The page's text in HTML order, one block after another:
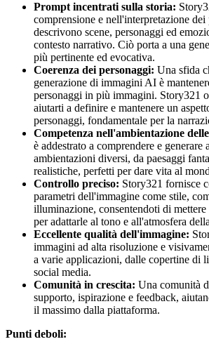
Prompt incentrati sulla storia:
comprensione e nell'interpretazione dei
descrivono scene, personaggi ed
contesto narrativo. Ciò porta a una
più pertinente ed evocativa.
Coerenza dei personaggi: Una sfida
generazione di immagini AI è
personaggi in più immagini. Story321
aiutarti a definire e mantenere un
personaggi, fondamentale per la
Competenza nell'ambientazione delle
è addestrato a comprendere e generare
ambientazioni diversi, da paesaggi
realistiche, perfetti per dare vita al
Controllo preciso: Story321 fornisce
parametri dell'immagine come stile,
illuminazione, consentendoti di
per adattarle al tono e all'atmosfera
Eccellente qualità dell'immagine:
immagini ad alta risoluzione e
a varie applicazioni, dalle copertine di
social media.
Comunità in crescita: Una comunità
supporto, ispirazione e feedback,
il massimo dalla piattaforma.
Punti deboli: